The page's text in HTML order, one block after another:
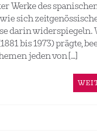
Werke des
sich
darin widerspiegeln.
bis 1973) prägte,
jeden von […]